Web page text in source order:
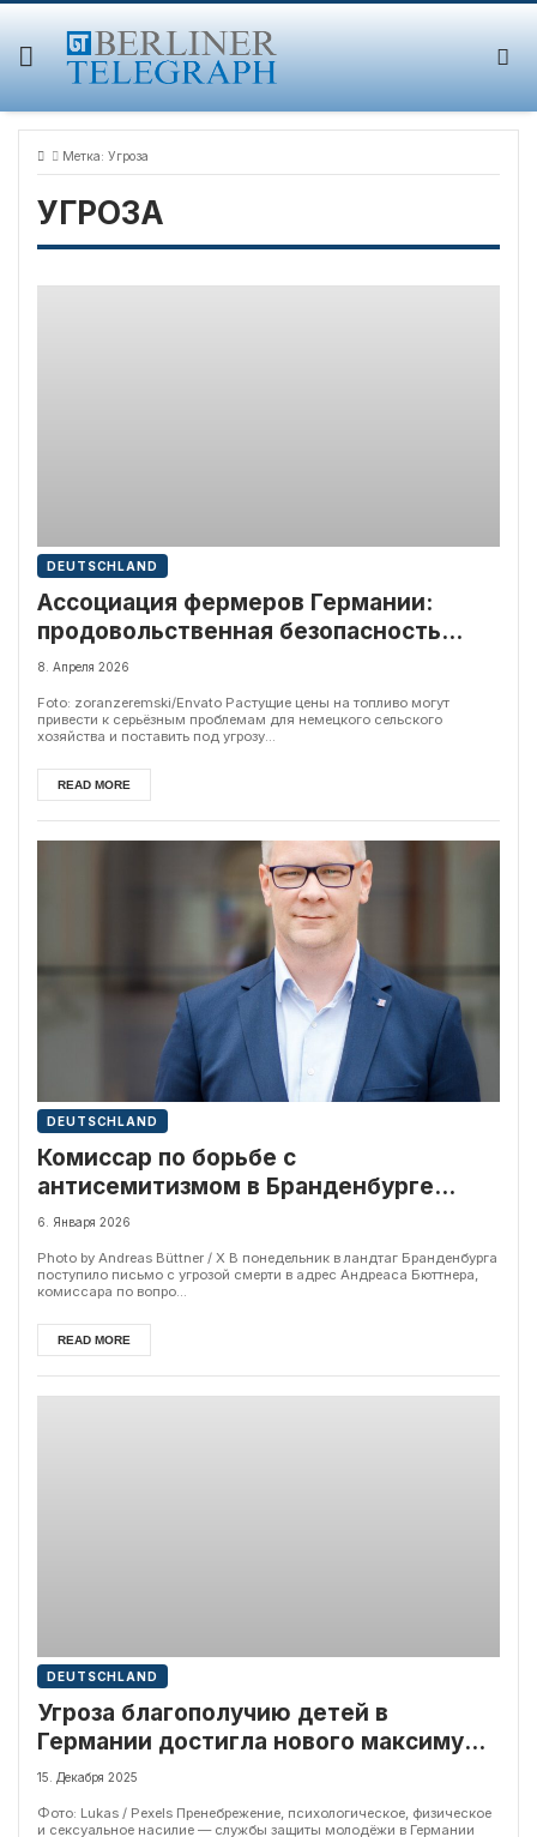
Skip
content
Метка: Угроза
УГРОЗА
DEUTSCHLAND
Ассоциация фермеров Германии:
продовольственная безопасность
страны под угрозой
8. Апреля 2026
Foto: zoranzeremski/Envato Растущие цены на топливо могут
привести к серьёзным проблемам для немецкого сельского
хозяйства и поставить под угрозу...
READ MORE
DEUTSCHLAND
Комиссар по борьбе с
антисемитизмом в Бранденбурге
получил угрозы жизни
6. Января 2026
Photo by Andreas Büttner / X В понедельник в ландтаг Бранденбурга
поступило письмо с угрозой смерти в адрес Андреаса Бюттнера,
комиссара по вопро...
READ MORE
DEUTSCHLAND
Угроза благополучию детей в
Германии достигла нового максимума
— статистика
15. Декабря 2025
Фото: Lukas / Pexels Пренебрежение, психологическое, физическое
и сексуальное насилие — службы защиты молодёжи в Германии